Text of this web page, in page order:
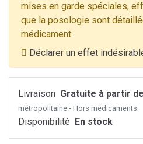
mises en garde spéciales,
que la posologie sont
médicament.
Déclarer un effet
Livraison Gratuite à partir
métropolitaine - Hors médicaments
Disponibilité En stock